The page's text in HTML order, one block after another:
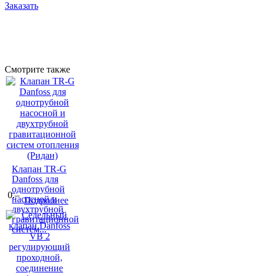
Заказать
Смотрите также
Клапан TR-G
Danfoss для
однотрубной
насосной и
двухтрубной
гравитационной
систем...
0.–
Подробнее